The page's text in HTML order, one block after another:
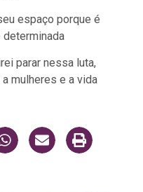
espaço porque é
determinada
parar nessa luta,
mulheres e a vida